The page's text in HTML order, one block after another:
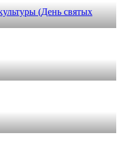
(День святых